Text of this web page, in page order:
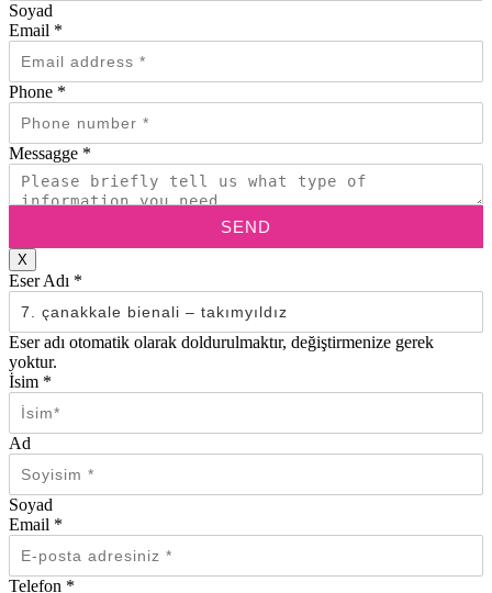
Soyad
Email *
Phone *
Messagge *
SEND
X
Eser Adı *
Eser adı otomatik olarak doldurulmaktır, değiştirmenize gerek
yoktur.
İsim *
Ad
Soyad
Email *
Telefon *